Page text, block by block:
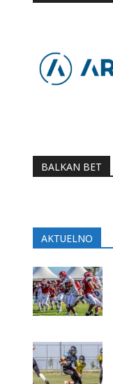
BALKAN BET
AKTUELNO